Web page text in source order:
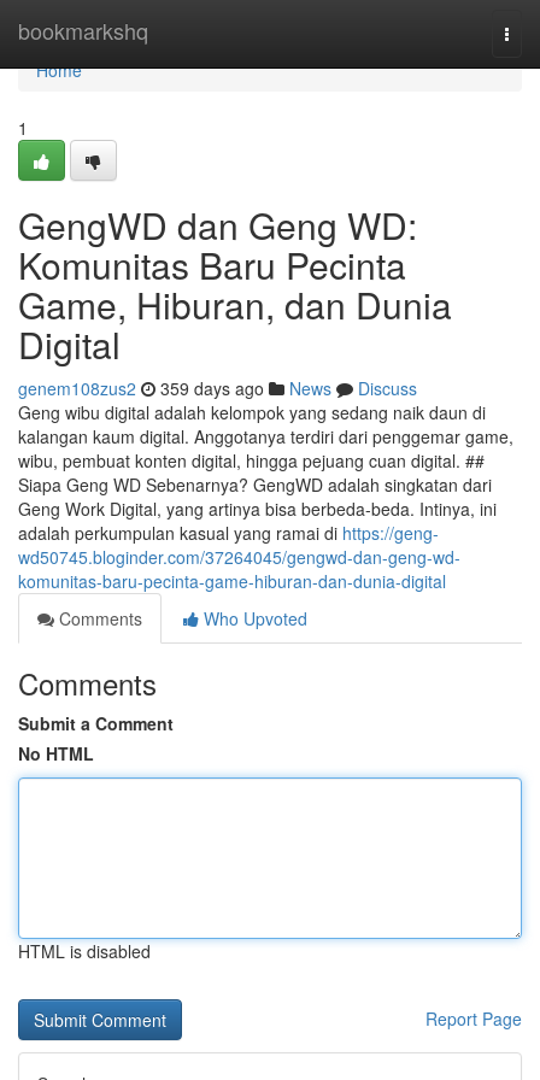
bookmarkshq
Home
Home
1
GengWD dan Geng WD:
Komunitas Baru Pecinta
Game, Hiburan, dan Dunia
Digital
genem108zus2 359 days ago News
Discuss
Geng wibu digital adalah kelompok yang sedang naik daun di
kalangan kaum digital. Anggotanya terdiri dari penggemar game,
wibu, pembuat konten digital, hingga pejuang cuan digital. ##
Siapa Geng WD Sebenarnya? GengWD adalah singkatan dari
Geng Work Digital, yang artinya bisa berbeda-beda. Intinya, ini
adalah perkumpulan kasual yang ramai di https://geng-
wd50745.bloginder.com/37264045/gengwd-dan-geng-wd-
komunitas-baru-pecinta-game-hiburan-dan-dunia-digital
Comments
Who Upvoted
Comments
Submit a Comment
No HTML
HTML is disabled
Report Page